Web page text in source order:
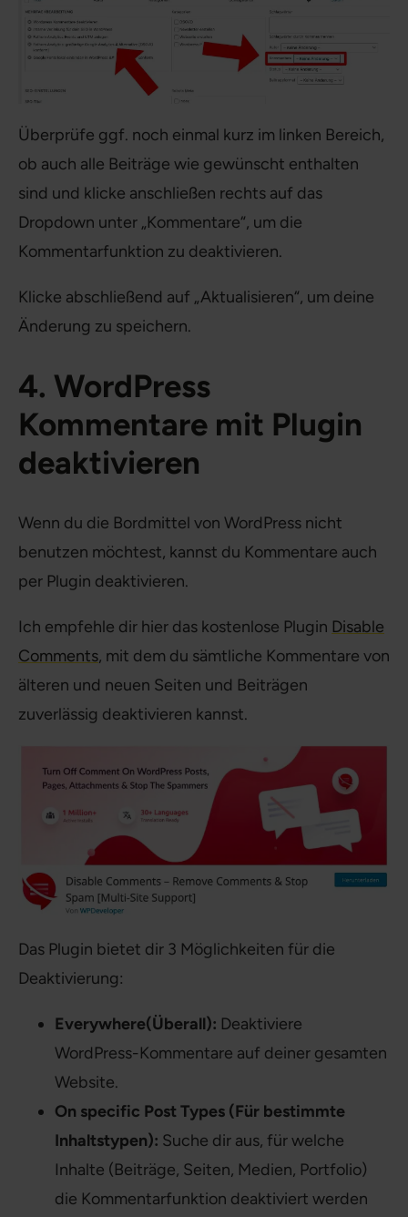
Überprüfe ggf. noch einmal kurz im linken Bereich,
ob auch alle Beiträge wie gewünscht enthalten
sind und klicke anschließen rechts auf das
Dropdown unter „Kommentare“, um die
Kommentarfunktion zu deaktivieren.
Klicke abschließend auf „Aktualisieren“, um deine
Änderung zu speichern.
4. WordPress
Kommentare mit Plugin
deaktivieren
Wenn du die Bordmittel von WordPress nicht
benutzen möchtest, kannst du Kommentare auch
per Plugin deaktivieren.
Ich empfehle dir hier das kostenlose Plugin Disable
Comments, mit dem du sämtliche Kommentare von
älteren und neuen Seiten und Beiträgen
zuverlässig deaktivieren kannst.
Das Plugin bietet dir 3 Möglichkeiten für die
Deaktivierung:
Everywhere(Überall): Deaktiviere
WordPress-Kommentare auf deiner gesamten
Website.
On specific Post Types (Für bestimmte
Inhaltstypen): Suche dir aus, für welche
Inhalte (Beiträge, Seiten, Medien, Portfolio)
die Kommentarfunktion deaktiviert werden